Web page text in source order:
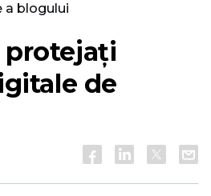
a blogului
protejați
de